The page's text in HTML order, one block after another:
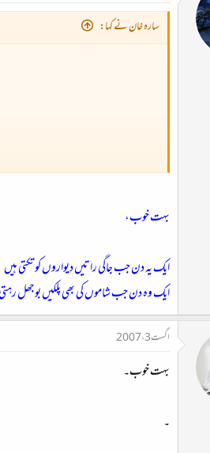
سارہ خان نے کہا:
بہت خوب،
ایک یہ دن جب جاگی راتیں دیواروں کو تکتی ہیں
ایک وہ دن جب شاموں کی بھی پلکیں بوجھل
اگست 3، 2007
بہت خوب۔
۔